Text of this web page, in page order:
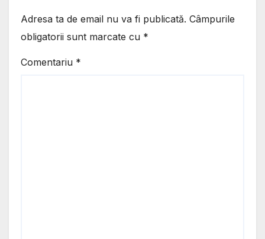
Adresa ta de email nu va fi publicată. Câmpurile
obligatorii sunt marcate cu *
Comentariu *